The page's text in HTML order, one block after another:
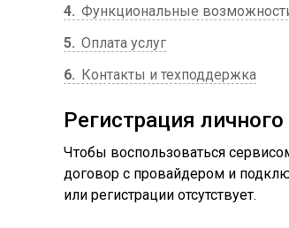
4 Функциональные
5 Оплата услуг
6
Контакты и техподдержка
Регистрация
Чтобы воспользоваться
договор с провайдером и
или регистрации отсутствует.